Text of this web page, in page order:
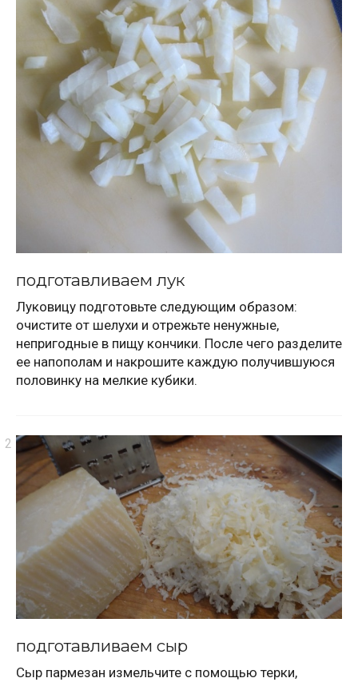
подготавливаем лук
Луковицу подготовьте следующим образом:
очистите от шелухи и отрежьте ненужные,
непригодные в пищу кончики. После чего разделите
ее напополам и накрошите каждую получившуюся
половинку на мелкие кубики.
подготавливаем сыр
Сыр пармезан измельчите с помощью терки,